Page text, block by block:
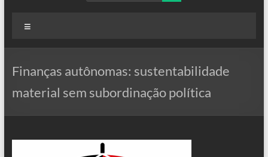
Finanças autônomas: sustentabilidade
material sem subordinação política